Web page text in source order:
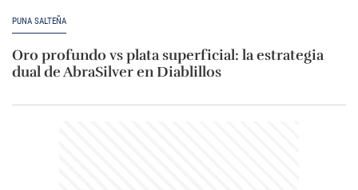
PUNA SALTEÑA
Oro profundo vs plata superficial: la estrategia
dual de AbraSilver en Diablillos